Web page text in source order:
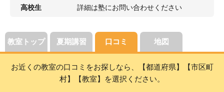
高校生 詳細は塾にお問い合わせください
教室トップ 夏期講習 口コミ 地図
お近くの教室の口コミをお探しなら、【都道府県】【市区町
村】【教室】を選択ください。